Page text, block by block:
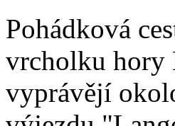
Pohádková
vrcholku hory
vyprávějí